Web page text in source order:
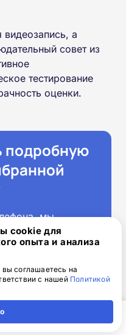
а
совет из
тестирование
оценки.
подробную
мы
утвержденный
cookie для
опыта и анализа
вы соглашаетесь на
с нашей Политикой